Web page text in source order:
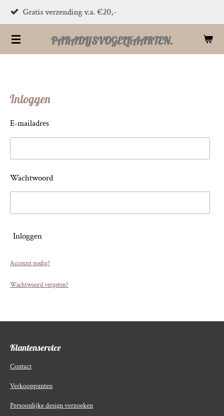
Ga
direct
naar
de
PARADIJSVOGELKAARTEN.
Inloggen
E-mailadres
Wachtwoord
Inloggen
Account nodig?
Wachtwoord vergeten?
Klantenservice
Contact
Verkooppunten
Persoonlijke design verzoeken